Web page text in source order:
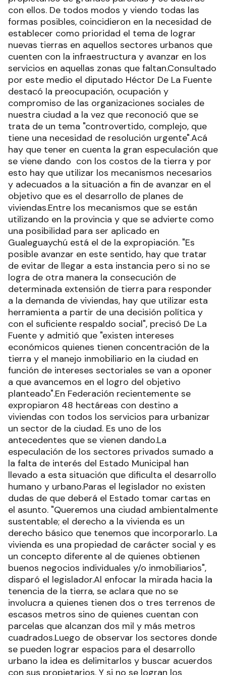
con ellos. De todos modos y viendo todas las
formas posibles, coincidieron en la necesidad de
establecer como prioridad el tema de lograr
nuevas tierras en aquellos sectores urbanos que
cuenten con la infraestructura y avanzar en los
servicios en aquellas zonas que faltan.Consultado
por este medio el diputado Héctor De La Fuente
destacó la preocupación, ocupación y
compromiso de las organizaciones sociales de
nuestra ciudad a la vez que reconoció que se
trata de un tema "controvertido, complejo, que
tiene una necesidad de resolución urgente".Acá
hay que tener en cuenta la gran especulación que
se viene dando con los costos de la tierra y por
esto hay que utilizar los mecanismos necesarios
y adecuados a la situación a fin de avanzar en el
objetivo que es el desarrollo de planes de
viviendas.Entre los mecanismos que se están
utilizando en la provincia y que se advierte como
una posibilidad para ser aplicado en
Gualeguaychú está el de la expropiación. "Es
posible avanzar en este sentido, hay que tratar
de evitar de llegar a esta instancia pero si no se
logra de otra manera la consecución de
determinada extensión de tierra para responder
a la demanda de viviendas, hay que utilizar esta
herramienta a partir de una decisión política y
con el suficiente respaldo social", precisó De La
Fuente y admitió que "existen intereses
económicos quienes tienen concentración de la
tierra y el manejo inmobiliario en la ciudad en
función de intereses sectoriales se van a oponer
a que avancemos en el logro del objetivo
planteado".En Federación recientemente se
expropiaron 48 hectáreas con destino a
viviendas con todos los servicios para urbanizar
un sector de la ciudad. Es uno de los
antecedentes que se vienen dando.La
especulación de los sectores privados sumado a
la falta de interés del Estado Municipal han
llevado a esta situación que dificulta el desarrollo
humano y urbano.Paras el legislador no existen
dudas de que deberá el Estado tomar cartas en
el asunto. "Queremos una ciudad ambientalmente
sustentable; el derecho a la vivienda es un
derecho básico que tenemos que incorporarlo. La
vivienda es una propiedad de carácter social y es
un concepto diferente al de quienes obtienen
buenos negocios individuales y/o inmobiliarios",
disparó el legislador.Al enfocar la mirada hacia la
tenencia de la tierra, se aclara que no se
involucra a quienes tienen dos o tres terrenos de
escasos metros sino de quienes cuentan con
parcelas que alcanzan dos mil y más metros
cuadrados.Luego de observar los sectores donde
se pueden lograr espacios para el desarrollo
urbano la idea es delimitarlos y buscar acuerdos
con sus propietarios. Y si no se logran los